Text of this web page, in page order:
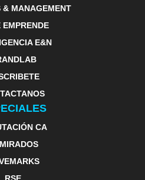
& MANAGEMENT
EMPRENDE
E&N
CA